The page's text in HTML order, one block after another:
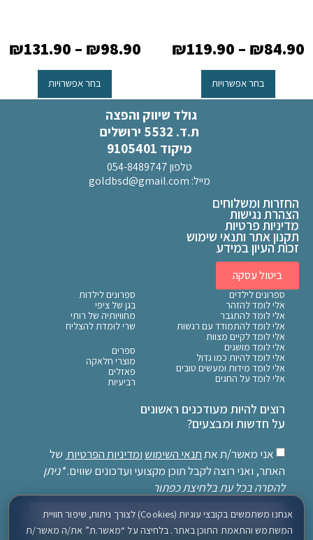
₪84.90
–
₪119.90
בחר אפשרויות
₪98.90
–
₪131.90
בחר אפשרויות
גולד שיווק והפצה
ת.ד. 5532 ירושלים
מיקוד 9105401
טלפון 054-8489747
מייל: goldbsd@gmail.com
החזרות ומשלוחים
הצהרת נגישות
מדיניות פרטיות
תקנון אתר ותנאי שימוש
זכות העיון במידע
ביטול עסקה
ספרונים לילדים
אלי לומד להזהר
אלי לומד להתגבר
אלי לומד להתמודד עם רגשות
אלי לומד לקיים מצוות
אלי לומד מושגים
אלי לומד להיות כמו גדול
אלי לומד מידות ומעשים טובים
אלי לומד על החגים
ספרונים לילדות
בגן של ציפי
מחוויותיה של רותי
שרי לומדת להצליח
ספרים
מוצרי חלאקה
פאזלים
רביעיות
רוצים להיות מעודכנים ראשונים
על חדשות ומבצעים?
אני מאשר/ת אתתנאי השימוש ומדיניות הפרטיות של
האתר, ואני רוצה לקבל תוכן מקצועי ועדכונים שווים.*ניתן
להסרה בכל עת בלחיצת כפתור
אנחנו משתמשים בקובצי עוגיות (Cookies) לצורך ניתוח, שיפור חוויית
המשתמש והתאמת התוכן באתר. בלחיצה על “מאשר.ת” את/ה מאשר/ת